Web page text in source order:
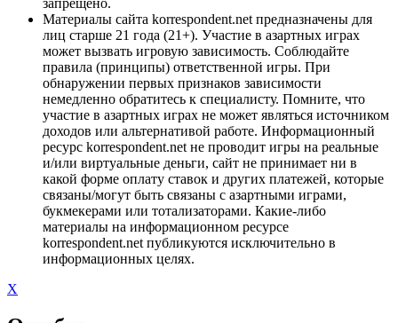
Материалы сайта korrespondent.net предназначены для
лиц старше 21 года (21+). Участие в азартных играх
может вызвать игровую зависимость. Соблюдайте
правила (принципы) ответственной игры. При
обнаружении первых признаков зависимости
немедленно обратитесь к специалисту. Помните, что
участие в азартных играх не может являться источником
доходов или альтернативой работе. Информационный
ресурс korrespondent.net не проводит игры на реальные
и/или виртуальные деньги, сайт не принимает ни в
какой форме оплату ставок и других платежей, которые
связаны/могут быть связаны с азартными играми,
букмекерами или тотализаторами. Какие-либо
материалы на информационном ресурсе
korrespondent.net публикуются исключительно в
информационных целях.
X